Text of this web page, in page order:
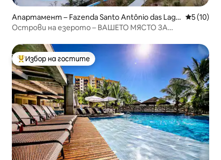
Апартамент – Fazenda Santo Antônio das Lage
s
Средна
5 (10)
Острови на езерото – ВАШЕТО МЯСТО ЗА
Най-популярен избор на гостите
Избор на гостите